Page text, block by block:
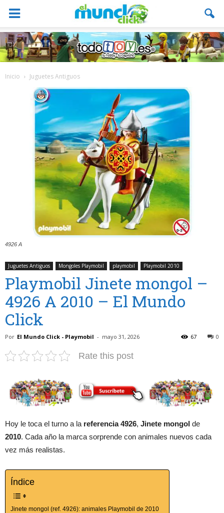
Inicio Juguetes Antiguos
4926 A
Juguetes Antiguos Mongoles Playmobil playmobil Playmobil 2010
Playmobil Jinete mongol –
4926 A 2010 – El Mundo
Click
Por El Mundo Click - Playmobil - mayo 31, 2026 0
67
Rate this post
Hoy le toca el turno a la referencia 4926, Jinete mongol de
2010. Cada año la marca sorprende con animales nuevos cada
vez más realistas.
Índice
Jinete mongol (ref. 4926): animales Playmobil de 2010